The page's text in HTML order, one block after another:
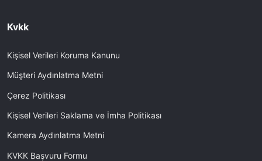
Kvkk
Kişisel Verileri Koruma Kanunu
Müşteri Aydınlatma Metni
Çerez Politikası
Kişisel Verileri Saklama ve İmha Politikası
Kamera Aydınlatma Metni
KVKK Başvuru Formu